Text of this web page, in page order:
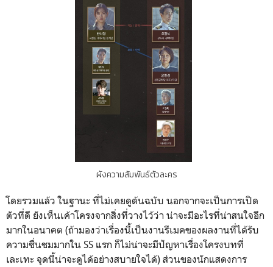
ผังความสัมพันธ์ตัวละคร
โดยรวมแล้ว ในฐานะ ที่ไม่เคยดูต้นฉบับ นอกจากจะเป็นการเปิด
ตัวที่ดี ยังเห็นเค้าโครงจากสิ่งที่วางไว้ว่า น่าจะมีอะไรที่น่าสนใจอีก
มากในอนาคต (ถ้ามองว่าเรื่องนี้เป็นงานรีเมคของผลงานที่ได้รับ
ความชื่นชมมากใน SS แรก ก็ไม่น่าจะมีปัญหาเรื่องโครงบทที่
เละเทะ จุดนี้น่าจะดูได้อย่างสบายใจได้) ส่วนของนักแสดงการ